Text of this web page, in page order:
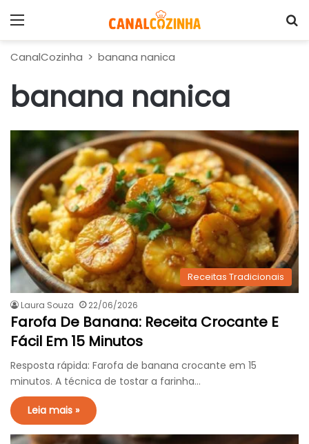
CanalCozinha > banana nanica
banana nanica
Receitas Tradicionais
Laura Souza 22/06/2026
Farofa De Banana: Receita Crocante E
Fácil Em 15 Minutos
Resposta rápida: Farofa de banana crocante em 15
minutos. A técnica de tostar a farinha…
Leia mais »